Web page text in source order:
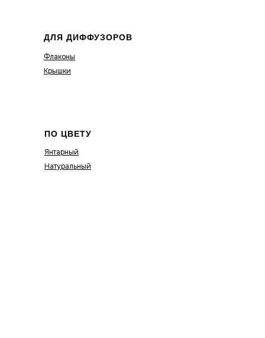
ДЛЯ ДИФФУЗОРОВ
Флаконы
Крышки
ПО ЦВЕТУ
Янтарный
Натуральный